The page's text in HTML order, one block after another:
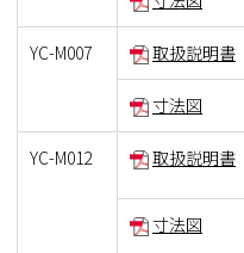
YC-M007 取扱説明書
寸法図
YC-M012 取扱説明書
寸法図